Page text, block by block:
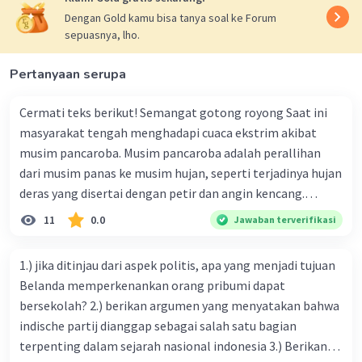
Iklan
Dengan Gold kamu bisa tanya soal ke Forum
sepuasnya, lho.
Pertanyaan serupa
Cermati teks berikut! Semangat gotong royong Saat ini
masyarakat tengah menghadapi cuaca ekstrim akibat
musim pancaroba. Musim pancaroba adalah perallihan
dari musim panas ke musim hujan, seperti terjadinya hujan
deras yang disertai dengan petir dan angin kencang.
Kondisi tersebut terjadi di berbagai daerah di indonesia.
Bahkan ada beberapa daerah yang dilanda angin puting
jatuhnya korban jiwa walaupun kerugian materi yang
diderita cukup besar. Tindakan warga sekitar sangat cepat,
mereka segera membantu warga yang terkena dampak
bencana. Mereka juga secara swadaya menyediakan bahan-
bahan bangunan dan tenaga untuk memperbaiki
11 0.0 Jawaban terverifikasi
1.) jika ditinjau dari aspek politis, apa yang menjadi tujuan
Belanda memperkenankan orang pribumi dapat
bersekolah? 2.) berikan argumen yang menyatakan bahwa
indische partij dianggap sebagai salah satu bagian
terpenting dalam sejarah nasional indonesia 3.) Berikan